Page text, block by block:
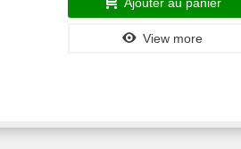
View more